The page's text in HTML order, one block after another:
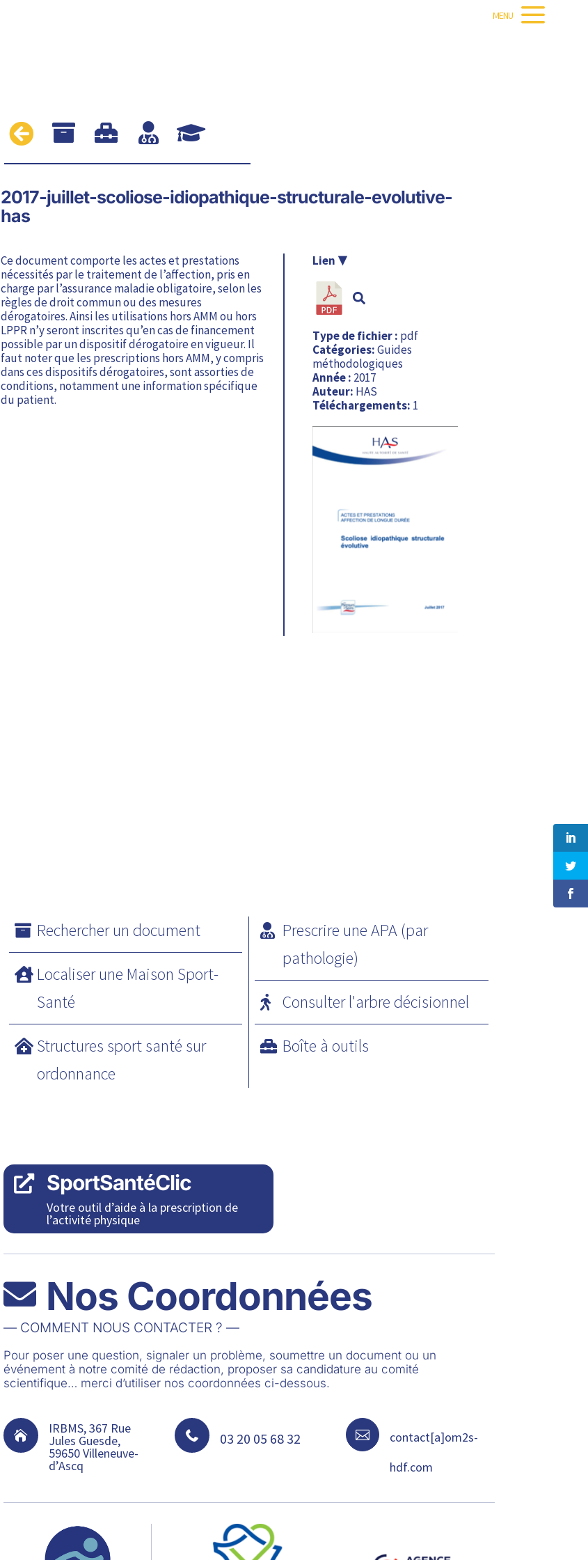
MENU
    
2017-juillet-scoliose-idiopathique-structurale-evolutive-
has
Ce document comporte les actes et prestations
nécessités par le traitement de l’affection, pris en
charge par l’assurance maladie obligatoire, selon les
règles de droit commun ou des mesures
dérogatoires. Ainsi les utilisations hors AMM ou hors
LPPR n’y seront inscrites qu’en cas de financement
possible par un dispositif dérogatoire en vigueur. Il
faut noter que les prescriptions hors AMM, y compris
dans ces dispositifs dérogatoires, sont assorties de
conditions, notamment une information spécifique
du patient.
Type de fichier : pdf
Catégories:Guides
méthodologiques
Année : 2017
Auteur: HAS
Téléchargements: 1
Rechercher un document
Localiser une Maison Sport-
Santé
Structures sport santé sur
ordonnance
Prescrire une APA (par
pathologie)
Consulter l'arbre décisionnel
Boîte à outils
 SportSantéClic
Votre outil d’aide à la prescription de
l’activité physique
 Nos Coordonnées
— COMMENT NOUS CONTACTER ? —
Pour poser une question, signaler un problème, soumettre un document ou un
événement à notre comité de rédaction, proposer sa candidature au comité
scientifique… merci d’utiliser nos coordonnées ci-dessous.
 IRBMS, 367 Rue
Jules Guesde,
59650 Villeneuve-
d’Ascq
 03 20 05 68 32 
contact[a]om2s-
hdf.com